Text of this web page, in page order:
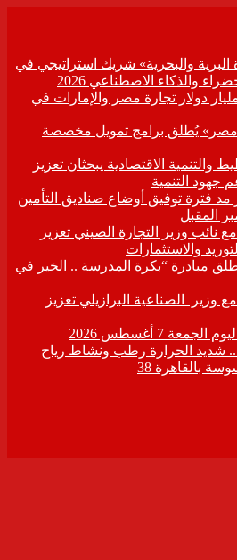
البرية والبحرية» شريك استراتيجي في
والذكاء الاصطناعي 2026
الاستثمار: 9.68 مليار دولار تجارة مصر والإمارات في
مصر» يُطلق برامج تمويل مخصصة
والتنمية الاقتصادية يبحثان تعزيز
جهود التنمية
مد فترة توفيق أوضاع صناديق التأمين
نائب وزير التجارة الصيني تعزيز
والاستثمارات
مبادرة “بكرة المدرسة .. الخير في
وزير الصناعية البرازيلي تعزيز
7 أغسطس 2026
شديد الحرارة رطب ونشاط رياح
بالقاهرة 38